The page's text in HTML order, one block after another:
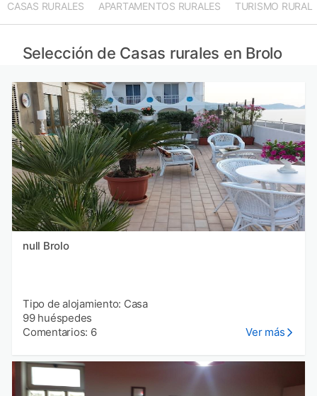
CASAS RURALES APARTAMENTOS RURALES TURISMO RURAL
Selección de Casas rurales en Brolo
null Brolo
Tipo de alojamiento: Casa
99 huéspedes
Comentarios: 6
Ver más